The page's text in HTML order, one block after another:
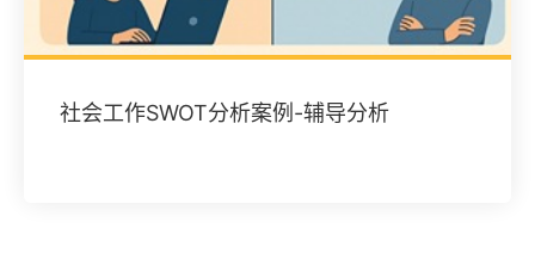
社会工作SWOT分析案例-辅导分析